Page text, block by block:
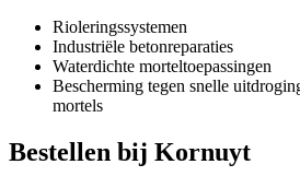
Rioleringssystemen
Industriële betonreparaties
Waterdichte morteltoepassingen
Bescherming tegen snelle
mortels
Bestellen bij Kornuyt